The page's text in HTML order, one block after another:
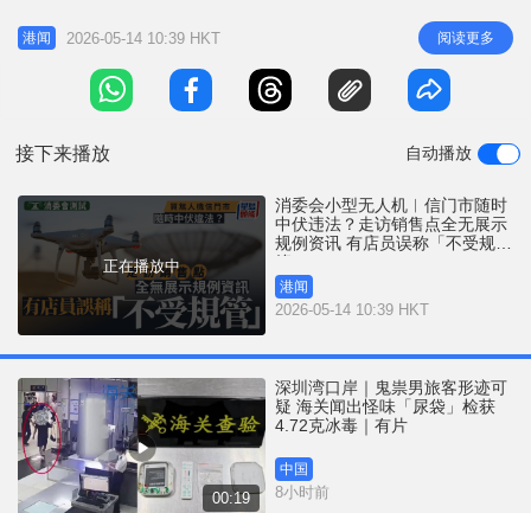
讯，部分销售点的店员，尤其是并非小型无人机专门
店的商户，未能清楚说明相关的法例要求。消委会建
议业界加强对前线店员的培训，并在店内及网上产品
页面清楚展示基本的法规资讯。 无人机专门店店员
港闻 2026-05-14 10:39 HKT 阅读更多
接下来播放 自动播放
正在播放中
消委会小型无人机︱信门市随时
中伏违法？走访销售点全无展示
规例资讯 有店员误称「不受规
管」
港闻
2026-05-14 10:39 HKT
00:19
深圳湾口岸｜鬼祟男旅客形迹可
疑 海关闻出怪味「尿袋」检获
4.72克冰毒｜有片
中国
8小时前